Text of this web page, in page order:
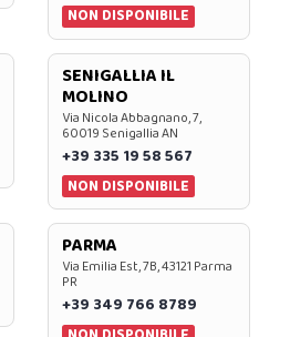
NON DISPONIBILE
SENIGALLIA IL
MOLINO
Via Nicola Abbagnano, 7,
60019 Senigallia AN
+39 335 19 58 567
NON DISPONIBILE
PARMA
Via Emilia Est, 7B, 43121 Parma
PR
+39 349 766 8789